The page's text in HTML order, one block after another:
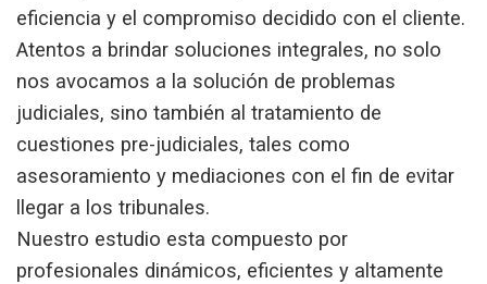
eficiencia y el compromiso decidido con el cliente.
Atentos a brindar soluciones integrales, no solo
nos avocamos a la solución de problemas
judiciales, sino también al tratamiento de
cuestiones pre-judiciales, tales como
asesoramiento y mediaciones con el fin de evitar
llegar a los tribunales.
Nuestro estudio esta compuesto por
profesionales dinámicos, eficientes y altamente